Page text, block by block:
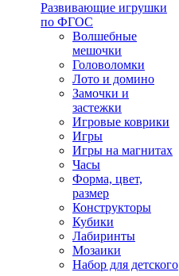
Развивающие игрушки
по ФГОС
Волшебные
мешочки
Головоломки
Лото и домино
Замочки и
застежки
Игровые коврики
Игры
Игры на магнитах
Часы
Форма, цвет,
размер
Конструкторы
Кубики
Лабиринты
Мозаики
Набор для детского